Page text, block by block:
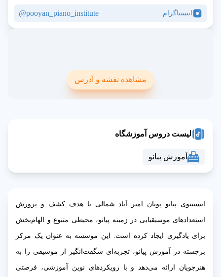
اینستاگرام pooyan_piano_institute@
مشاهده نقشه و آدرس
لیست دروس آموزشگاه
آموزش پیانو
انستیتوی پیانو پویان امیر آباد شمالی با هدف کشف و پرورش
استعدادهای موسیقیایی در زمینه پیانو، محیطی متنوع و الهام‌بخش
برای یادگیری ایجاد کرده است. این موسسه به عنوان یک مرکز
برجسته در آموزش پیانو، تجربه‌ای شگفت‌انگیز از موسیقی را به
هنرجویان ارائه می‌دهد و با رویکردهای نوین آموزشی، فرصتی